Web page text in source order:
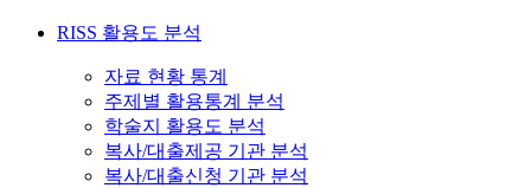
RISS 활용도 분석
자료 현황 통계
주제별 활용통계 분석
학술지 활용도 분석
복사/대출제공 기관 분석
복사/대출신청 기관 분석